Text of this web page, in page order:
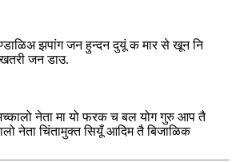
झपांग जन हुन्दन दुयूं क मार से खून नि
जन डाउ.
नेता मा यो फरक च बल योग गुरु आप तै
नेता चिंतामुक्त सियूँ आदिम तै बिजाळिक